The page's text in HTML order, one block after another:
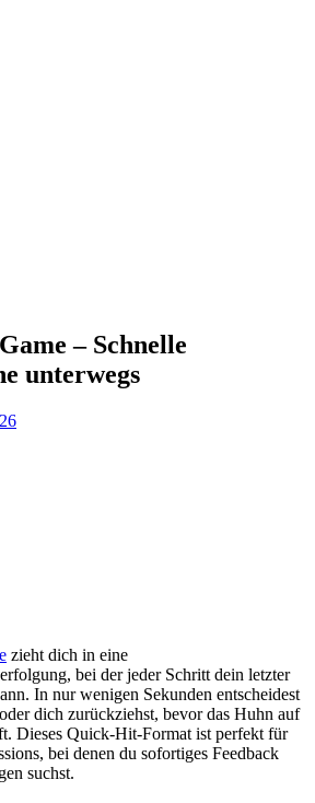
– Schnelle
unterwegs
zieht dich in eine
bei der jeder Schritt dein letzter
In nur wenigen Sekunden entscheidest
dich zurückziehst, bevor das Huhn auf
Dieses Quick‑Hit-Format ist perfekt für
bei denen du sofortiges Feedback
suchst.